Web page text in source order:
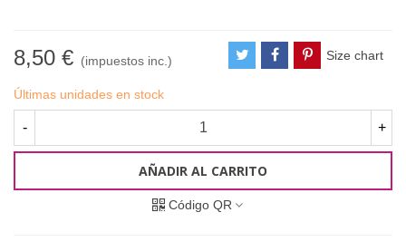
8,50 € (impuestos inc.) Size chart
Últimas unidades en stock
- +
AÑADIR AL CARRITO
Código QR